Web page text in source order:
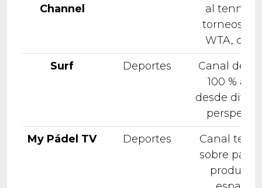
Channel
al tennis
torneos,
WTA,
Surf
Deportes
Canal
100 % al
desde
My Pádel TV
Deportes
Canal
sobre